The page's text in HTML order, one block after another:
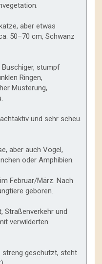
aber etwas
50–70 cm, Schwanz
Buschiger, stumpf
Ringen,
Musterung,
und sehr scheu.
aber auch Vögel,
oder Amphibien.
Februar/März. Nach
geboren.
Straßenverkehr und
verwilderten
streng geschützt, steht